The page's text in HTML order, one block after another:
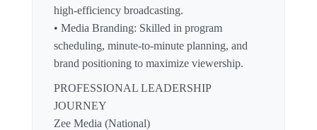
high-efficiency broadcasting.
• Media Branding: Skilled in program
scheduling, minute-to-minute planning, and
brand positioning to maximize viewership.
PROFESSIONAL LEADERSHIP
JOURNEY
Zee Media (National)